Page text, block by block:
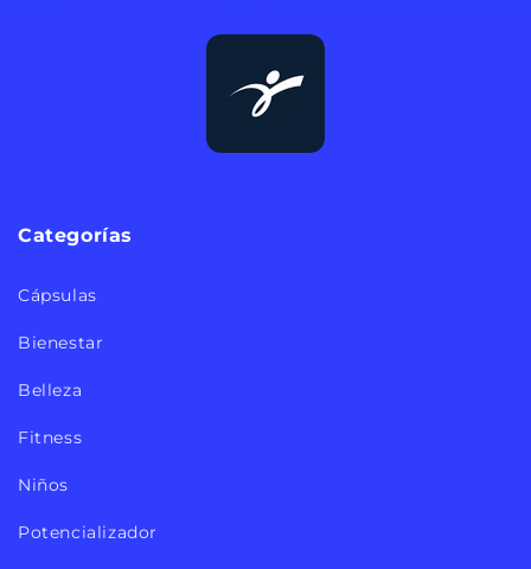
Categorías
Cápsulas
Bienestar
Belleza
Fitness
Niños
Potencializador